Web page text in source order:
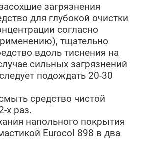
загрязнения
для глубокой очистки
согласно
тщательно
вдоль тиснения на
сильных загрязнений
подождать 20-30
средство чистой
х раз.
напольного покрытия
Eurocol 898 в два